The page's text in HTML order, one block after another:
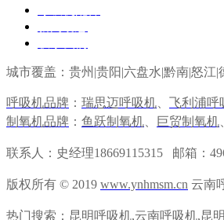
城市覆盖：贵州|贵阳|六盘水|黔南|怒江|
呼吸机品牌 ： 瑞思迈呼吸机 飞利浦呼
制氧机品牌 ： 鱼跃制氧机 巨贸制氧机
联系人：史经理18669115315 邮箱：
版权所有 © 2019 www.ynhmsm.cn 云南
热门搜索： 昆明呼吸机,云南呼吸机,昆